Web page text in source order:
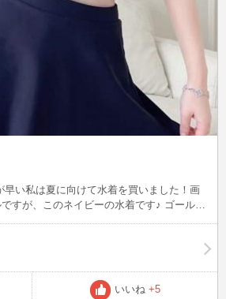
すが、このネイビーの水着です♪ ゴールデ
いいね +5